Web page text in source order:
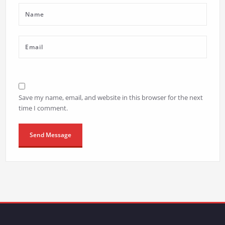
Save my name, email, and website in this browser for the next
time I comment.